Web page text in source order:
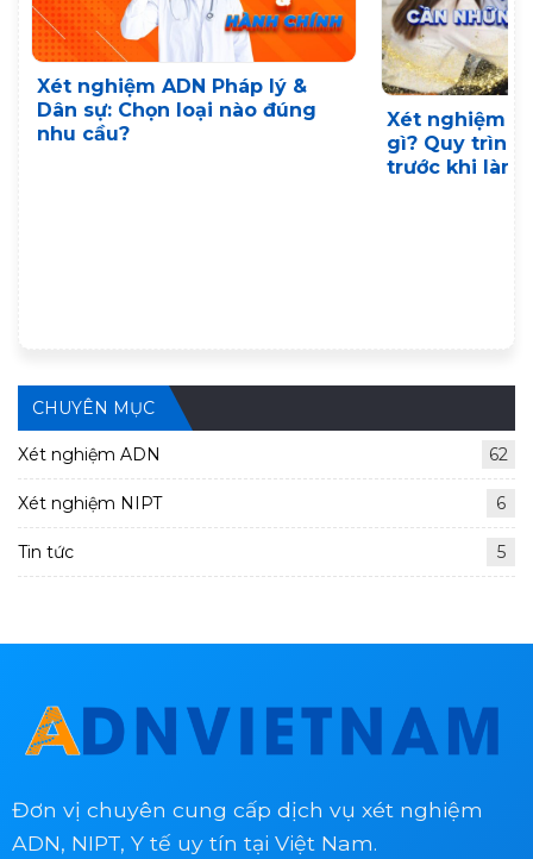
Xét nghiệm ADN Pháp lý &
Dân sự: Chọn loại nào đúng
nhu cầu?
Xét nghiệm
gì? Quy
trước khi làm
CHUYÊN MỤC
Xét nghiệm ADN 62
Xét nghiệm NIPT 6
Tin tức 5
Đơn vị chuyên cung cấp dịch vụ xét nghiệm
ADN, NIPT, Y tế uy tín tại Việt Nam.